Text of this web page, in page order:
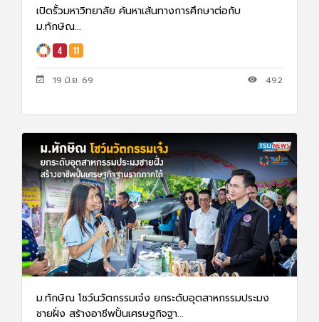
เปิดรั้วมหาวิทยาลัย ค้นหาเส้นทางการศึกษาต่อกับ
ม.ทักษิณ...
19 มิ.ย. 69 492
ม.ทักษิณ โชว์นวัตกรรมเจ๋ง ยกระดับอุตสาหกรรมประมง
ชายฝั่ง สร้างอาชีพปั้นเศรษฐกิจฐา...